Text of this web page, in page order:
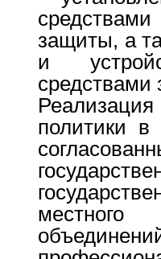
защиты, а
и
средствами
Реализация
политики в
местного